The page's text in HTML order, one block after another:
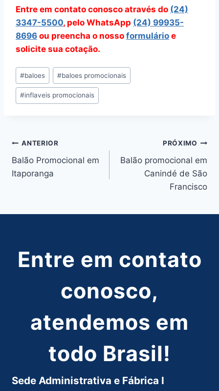
Entre em contato conosco através do (24)
3347-5500, pelo WhatsApp (24) 99935-
8696 ou preencha o nosso formulário e
solicite sua cotação.
Tags
do
Post:
#baloes #baloes promocionais
#inflaveis promocionais
Navegação
de
ANTERIOR
Balão Promocional em
Itaporanga
PRÓXIMO
Balão promocional em
Canindé de São
Francisco
Entre em contato
conosco,
atendemos em
todo Brasil!
Sede Administrativa e Fábrica I